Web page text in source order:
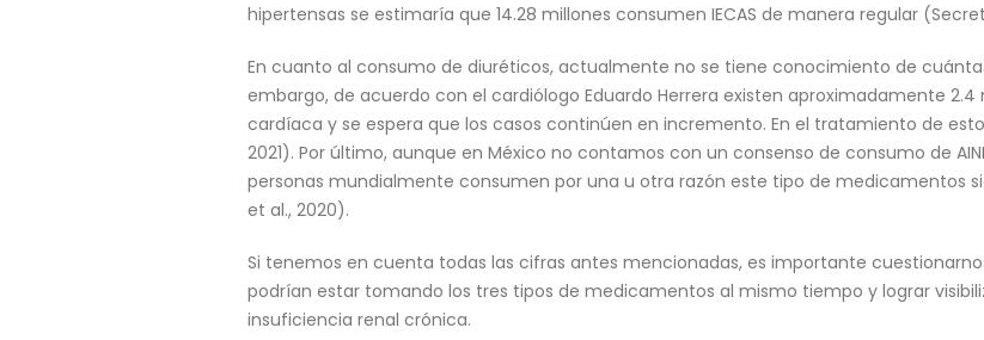
hipertensas se estimaría que 14.28 millones consumen IECAS de manera regular
En cuanto al consumo de diuréticos, actualmente no se tiene conocimiento de
embargo, de acuerdo con el cardiólogo Eduardo Herrera existen aproximadamente
cardíaca y se espera que los casos continúen en incremento. En el tratamiento de
2021). Por último, aunque en México no contamos con un consenso de consumo de
personas mundialmente consumen por una u otra razón este tipo de medicamentos
et al., 2020).
Si tenemos en cuenta todas las cifras antes mencionadas, es importante
podrían estar tomando los tres tipos de medicamentos al mismo tiempo y lograr
insuficiencia renal crónica.